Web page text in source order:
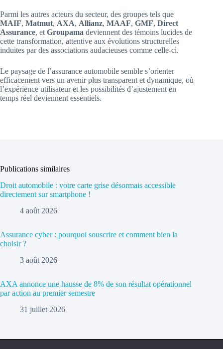
Parmi les autres acteurs du secteur, des groupes tels que
MAIF, Matmut, AXA, Allianz, MAAF, GMF, Direct
Assurance, etGroupama deviennent des témoins lucides de
cette transformation, attentive aux évolutions structurelles
induites par des associations audacieuses comme celle-ci.
Le paysage de l’assurance automobile semble s’orienter
efficacement vers un avenir plus transparent et dynamique, où
l’expérience utilisateur et les possibilités d’ajustement en
temps réel deviennent essentiels.
Publications similaires
Droit automobile : votre carte grise désormais accessible
directement sur smartphone !
4 août 2026
Assurance cyber : pourquoi souscrire et comment bien la
choisir ?
3 août 2026
AXA annonce une hausse de 8% de son résultat opérationnel
par action au premier semestre
31 juillet 2026